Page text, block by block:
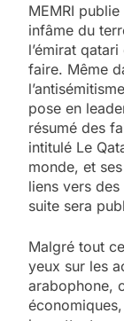
MEMRI
infâme du
l’émirat
faire. Même
pose en
résumé des
intitulé Le
monde, et
liens vers
suite sera
Malgré tout
yeux sur les
arabophone,